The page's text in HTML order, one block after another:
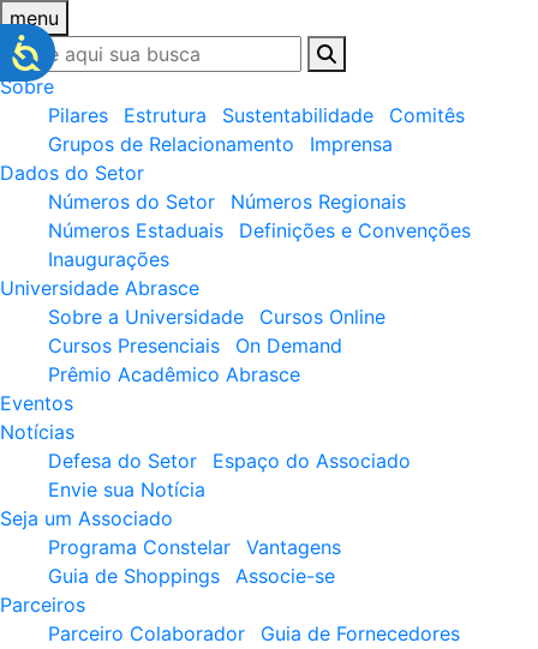
menu
Sobre
Pilares
Estrutura Sustentabilidade
Comitês
Grupos de Relacionamento
Imprensa
Dados do Setor
Números do Setor
Números Regionais
Números Estaduais
Definições e Convenções
Inaugurações
Universidade Abrasce
Sobre a Universidade
Cursos Online
Cursos Presenciais
On Demand
Prêmio Acadêmico Abrasce
Eventos
Notícias
Defesa do Setor
Espaço do Associado
Envie sua Notícia
Seja um Associado
Programa Constelar
Vantagens
Guia de Shoppings
Associe-se
Parceiros
Parceiro Colaborador
Guia de Fornecedores